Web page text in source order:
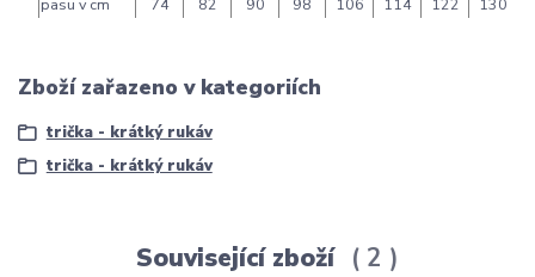
Zboží zařazeno v kategoriích
trička - krátký rukáv
trička - krátký rukáv
Související zboží 2